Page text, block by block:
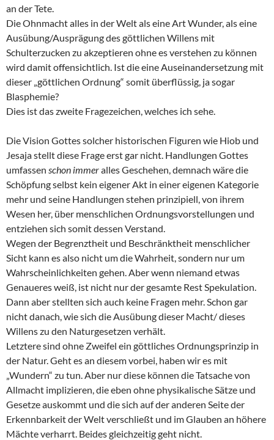
an der Tete.
Die Ohnmacht alles in der Welt als eine Art Wunder, als eine
Ausübung/Ausprägung des göttlichen Willens mit
Schulterzucken zu akzeptieren ohne es verstehen zu können
wird damit offensichtlich. Ist die eine Auseinandersetzung mit
dieser „göttlichen Ordnung“ somit überflüssig, ja sogar
Blasphemie?
Dies ist das zweite Fragezeichen, welches ich sehe.
Die Vision Gottes solcher historischen Figuren wie Hiob und
Jesaja stellt diese Frage erst gar nicht. Handlungen Gottes
umfassen schon immeralles Geschehen, demnach wäre die
Schöpfung selbst kein eigener Akt in einer eigenen Kategorie
mehr und seine Handlungen stehen prinzipiell, von ihrem
Wesen her, über menschlichen Ordnungsvorstellungen und
entziehen sich somit dessen Verstand.
Wegen der Begrenztheit und Beschränktheit menschlicher
Sicht kann es also nicht um die Wahrheit, sondern nur um
Wahrscheinlichkeiten gehen. Aber wenn niemand etwas
Genaueres weiß, ist nicht nur der gesamte Rest Spekulation.
Dann aber stellten sich auch keine Fragen mehr. Schon gar
nicht danach, wie sich die Ausübung dieser Macht/ dieses
Willens zu den Naturgesetzen verhält.
Letztere sind ohne Zweifel ein göttliches Ordnungsprinzip in
der Natur. Geht es an diesem vorbei, haben wir es mit
„Wundern“ zu tun. Aber nur diese können die Tatsache von
Allmacht implizieren, die eben ohne physikalische Sätze und
Gesetze auskommt und die sich auf der anderen Seite der
Erkennbarkeit der Welt verschließt und im Glauben an höhere
Mächte verharrt. Beides gleichzeitig geht nicht.